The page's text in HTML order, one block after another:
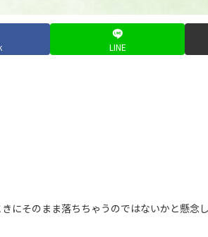
LINE
にそのまま落ちちゃうのではないかと懸